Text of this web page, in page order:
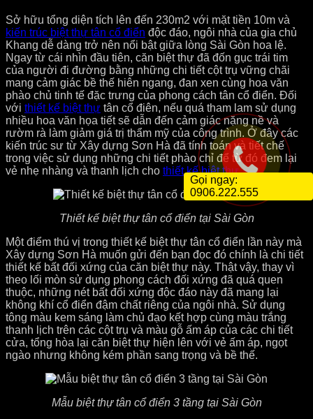
Sở hữu tổng diện tích lên đến 230m2 với mặt tiền 10m và
kiến trúc biệt thự tân cổ điển độc đáo, ngôi nhà của gia chủ
Khang dễ dàng trở nên nổi bật giữa lòng Sài Gòn hoa lệ.
Ngay từ cái nhìn đầu tiên, căn biệt thự đã đốn gục trái tim
của người đi đường bằng những chi tiết cột trụ vững chãi
mang cảm giác bề thế hiên ngang, đan xen cùng hoa văn
phào chủ tinh tế đặc trưng của phong cách tân cổ điển. Đối
với thiết kế biệt thự tân cổ điên, nếu quá tham lam sử dụng
nhiều hoa văn họa tiết sẽ dẫn đến cảm giác nặng nề và
rườm rà làm giảm giá trị thẩm mỹ của công trình. Ở đây các
kiến trúc sư từ Xây dựng Sơn Hà đã tính toán và tiết chế
trong việc sử dụng những chi tiết phào chỉ để từ đó đem lại
vẻ nhẹ nhàng và thanh lịch cho thiết kế biệt thự
Thiết kế biệt thự tân cổ điển tại Sài Gòn
Một điểm thú vị trong thiết kế biệt thự tân cổ điển lần này mà
Xây dựng Sơn Hà muốn gửi đến bạn đọc đó chính là chi tiết
thiết kế bất đối xứng của căn biệt thự này. Thật vậy, thay vì
theo lối mòn sử dụng phong cách đối xứng đã quá quen
thuộc, những nét bất đối xứng độc đáo này đã mang lại
không khí cổ điển đậm chất riêng của ngôi nhà. Sử dụng
tông màu kem sáng làm chủ đạo kết hợp cùng màu trắng
thanh lịch trên các cột trụ và màu gỗ ấm áp của các chi tiết
cửa, tổng hòa lại căn biệt thự hiện lên với vẻ ấm áp, ngọt
ngào nhưng không kém phần sang trọng và bề thế.
Mẫu biệt thự tân cổ điển 3 tầng tại Sài Gòn
Gọi ngay:
0906.222.555